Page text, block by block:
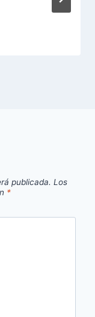
publicada. Los
*